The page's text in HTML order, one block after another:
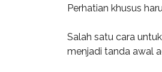
Perhatian khusus
Salah satu cara
menjadi tanda awal